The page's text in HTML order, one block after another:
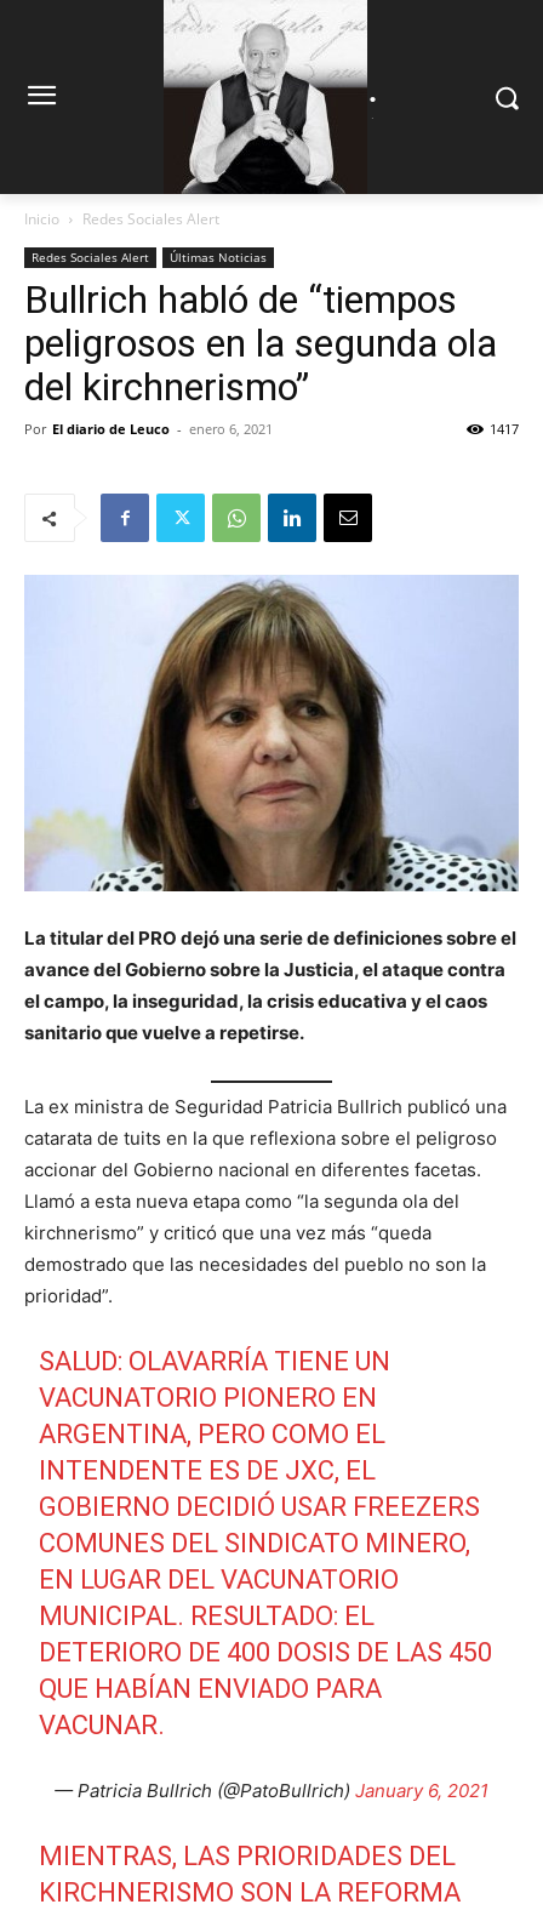
.
Inicio Redes Sociales Alert
Redes Sociales Alert Últimas Noticias
Bullrich habló de “tiempos
peligrosos en la segunda ola
del kirchnerismo”
Por El diario de Leuco - enero 6, 2021 1417
La titular del PRO dejó una serie de definiciones sobre el
avance del Gobierno sobre la Justicia, el ataque contra
el campo, la inseguridad, la crisis educativa y el caos
sanitario que vuelve a repetirse.
La ex ministra de Seguridad Patricia Bullrich publicó una
catarata de tuits en la que reflexiona sobre el peligroso
accionar del Gobierno nacional en diferentes facetas.
Llamó a esta nueva etapa como “la segunda ola del
kirchnerismo” y criticó que una vez más “queda
demostrado que las necesidades del pueblo no son la
prioridad”.
SALUD: OLAVARRÍA TIENE UN
VACUNATORIO PIONERO EN
ARGENTINA, PERO COMO EL
INTENDENTE ES DE JXC, EL
GOBIERNO DECIDIÓ USAR FREEZERS
COMUNES DEL SINDICATO MINERO,
EN LUGAR DEL VACUNATORIO
MUNICIPAL. RESULTADO: EL
DETERIORO DE 400 DOSIS DE LAS 450
QUE HABÍAN ENVIADO PARA
VACUNAR.
— Patricia Bullrich (@PatoBullrich) January 6, 2021
MIENTRAS, LAS PRIORIDADES DEL
KIRCHNERISMO SON LA REFORMA